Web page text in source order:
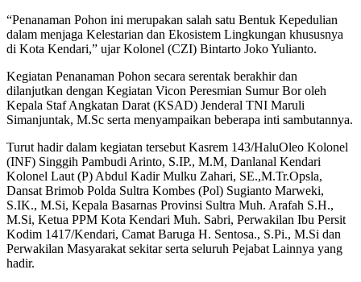
“Penanaman Pohon ini merupakan salah satu Bentuk Kepedulian
dalam menjaga Kelestarian dan Ekosistem Lingkungan khususnya
di Kota Kendari,” ujar Kolonel (CZI) Bintarto Joko Yulianto.
Kegiatan Penanaman Pohon secara serentak berakhir dan
dilanjutkan dengan Kegiatan Vicon Peresmian Sumur Bor oleh
Kepala Staf Angkatan Darat (KSAD) Jenderal TNI Maruli
Simanjuntak, M.Sc serta menyampaikan beberapa inti sambutannya.
Turut hadir dalam kegiatan tersebut Kasrem 143/HaluOleo Kolonel
(INF) Singgih Pambudi Arinto, S.IP., M.M, Danlanal Kendari
Kolonel Laut (P) Abdul Kadir Mulku Zahari, SE.,M.Tr.Opsla,
Dansat Brimob Polda Sultra Kombes (Pol) Sugianto Marweki,
S.IK., M.Si, Kepala Basarnas Provinsi Sultra Muh. Arafah S.H.,
M.Si, Ketua PPM Kota Kendari Muh. Sabri, Perwakilan Ibu Persit
Kodim 1417/Kendari, Camat Baruga H. Sentosa., S.Pi., M.Si dan
Perwakilan Masyarakat sekitar serta seluruh Pejabat Lainnya yang
hadir.